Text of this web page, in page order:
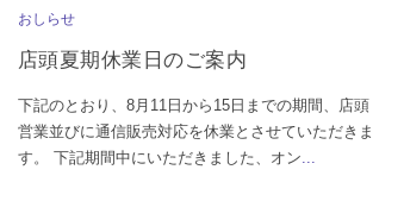
おしらせ
店頭夏期休業日のご案内
下記のとおり、8月11日から15日までの期間、店頭
営業並びに通信販売対応を休業とさせていただきま
す。 下記期間中にいただきました、オン...